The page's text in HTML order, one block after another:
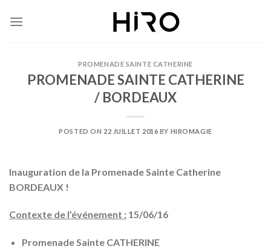
PROMENADE SAINTE CATHERINE
PROMENADE SAINTE CATHERINE
/ BORDEAUX
POSTED ON 22 JUILLET 2016 BY HIROMAGIE
Inauguration de la Promenade Sainte Catherine
BORDEAUX !
Contexte de l’événement : 15/06/16
Promenade Sainte CATHERINE